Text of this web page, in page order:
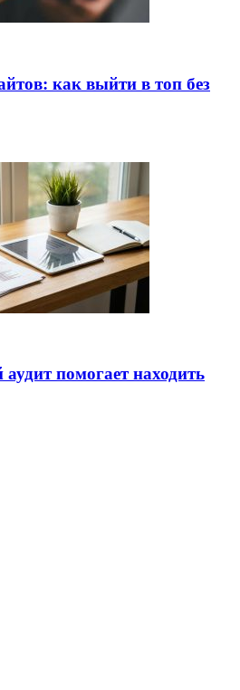
как выйти в топ без
помогает находить